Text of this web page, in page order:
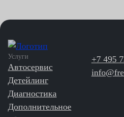
Услуги
Автосервис
Детейлинг
Диагностика
Дополнительное
+7 495